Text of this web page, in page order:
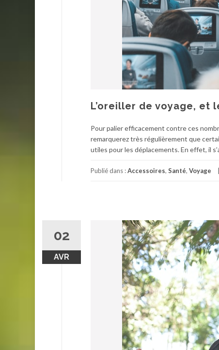
L’oreiller de voyage, et
Pour palier efficacement contre ces
remarquerez très régulièrement que
utiles pour les déplacements. En effet, il
Publié dans :Accessoires, Santé, Voyage
02
AVR